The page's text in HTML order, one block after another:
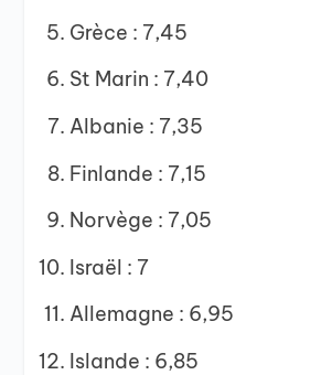
Grèce : 7,45
St Marin : 7,40
Albanie : 7,35
Finlande : 7,15
Norvège : 7,05
Israël : 7
Allemagne : 6,95
Islande : 6,85